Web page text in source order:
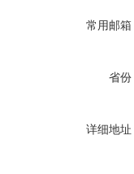
常用邮箱
省份
详细地址